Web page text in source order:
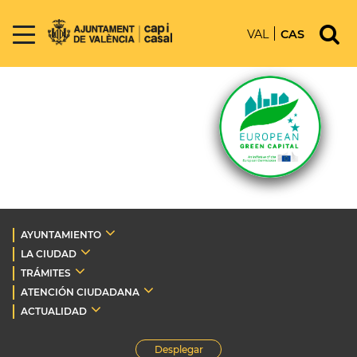
VAL CAS
AYUNTAMIENTO
LA CIUDAD
TRÁMITES
ATENCIÓN CIUDADANA
ACTUALIDAD
Desplegar